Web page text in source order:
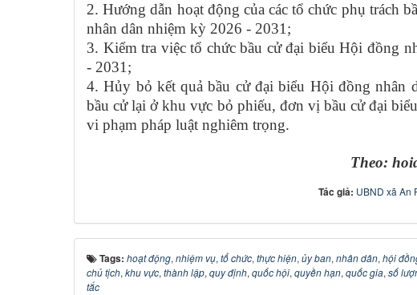
2. Hướng dẫn hoạt động của các tổ chức phụ trách
nhân dân nhiệm kỳ 2026 - 2031;
3. Kiểm tra việc tổ chức bầu cử đại biểu Hội đồng
- 2031;
4. Hủy bỏ kết quả bầu cử đại biểu Hội đồng nhân
bầu cử lại ở khu vực bỏ phiếu, đơn vị bầu cử đại
vi phạm pháp luật nghiêm trọng.
Theo:
Tác giả: UBND xã An
Tags: hoạt động, nhiệm vụ, tổ chức, thực hiện, ủy ban, nhân dân, hội
chủ tịch, khu vực, thành lập, quy định, quốc hội, quyền hạn, quốc gia, số
tắc